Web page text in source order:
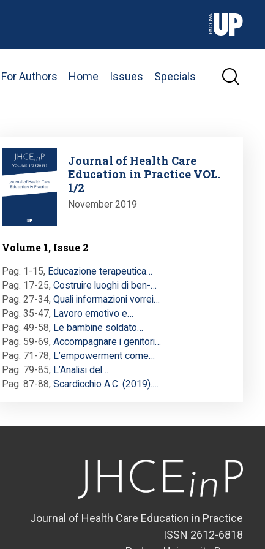
For Authors Home Issues Specials
Image
Journal of Health Care
Education in Practice VOL.
1/2
November 2019
Volume 1, Issue 2
Pag. 1-15, Educazione terapeutica…
Pag. 17-25, Costruire luoghi di ben-…
Pag. 27-34, Quali informazioni vorrei…
Pag. 35-47, Lavoro emotivo e…
Pag. 49-58, Le bambine soldato…
Pag. 59-69, Accompagnare i genitori…
Pag. 71-78, L’empowerment come…
Pag. 79-85, L’Analisi del…
Pag. 87-88, Scardicchio A.C. (2019).…
Journal of Health Care Education in Practice
ISSN 2612-6818